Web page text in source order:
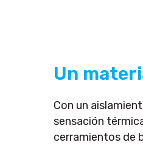
Un
Con un
sensación
cerramientos de